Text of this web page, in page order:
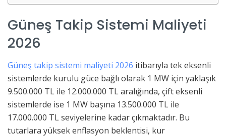
Güneş Takip Sistemi Maliyeti
2026
Güneş takip sistemi maliyeti 2026 itibarıyla tek eksenli
sistemlerde kurulu güce bağlı olarak 1 MW için yaklaşık
9.500.000 TL ile 12.000.000 TL aralığında, çift eksenli
sistemlerde ise 1 MW başına 13.500.000 TL ile
17.000.000 TL seviyelerine kadar çıkmaktadır. Bu
tutarlara yüksek enflasyon beklentisi, kur